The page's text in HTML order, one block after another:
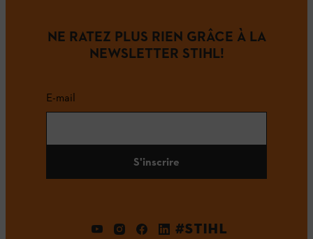
NE RATEZ PLUS RIEN GRÂCE À LA
NEWSLETTER STIHL!
E-mail
S'inscrire
#STIHL